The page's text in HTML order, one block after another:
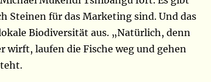
Steinen für das Marketing sind. Und das
Biodiversität aus. „Natürlich, denn
wirft, laufen die Fische weg und gehen